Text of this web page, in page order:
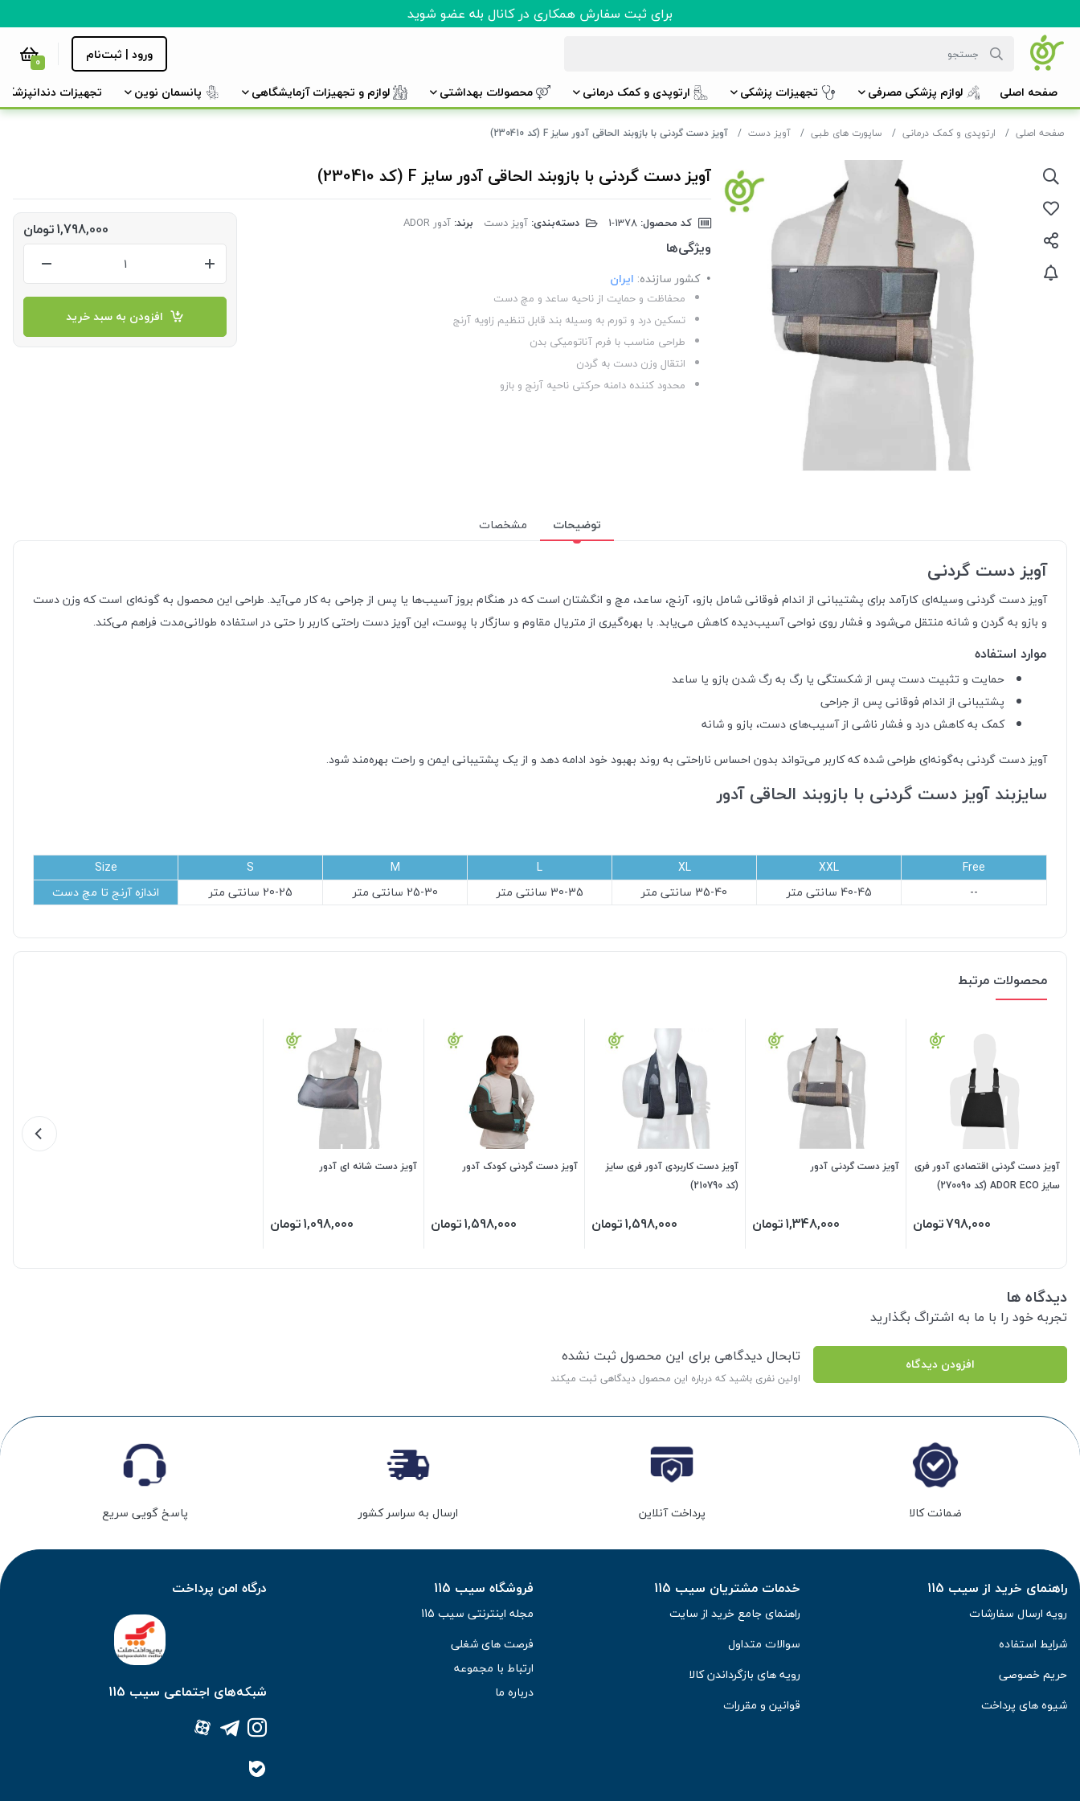
برای ثبت سفارش همکاری در کانال بله عضو شوید
ورود | ثبت‌نام 0
صفحه اصلی لوازم پزشکی مصرفی تجهیزات پزشکی ارتوپدی و کمک درمانی محصولات بهداشتی لوازم و تجهیزات آزمایشگاهی پانسمان نوین تجهیزات دندانپزشکی
صفحه اصلی ارتوپدی و کمک درمانی ساپورت های طبی آویز دست آویز دست گردنی با بازوبند الحاقی آدور سایز F (کد 230410)
آویز دست گردنی با بازوبند الحاقی آدور سایز F (کد 230410)
کد محصول: دسته‌بندی: آویز دست برند: آدور ADOR
ویژگی‌ها
کشور سازنده: ایران
محفاظت و حمایت از ناحیه ساعد و مچ دست
تسکین درد و تورم به وسیله بند قابل تنظیم زاویه آرنج
طراحی مناسب با فرم آناتومیکی بدن
انتقال وزن دست به گردن
محدود کننده دامنه حرکتی ناحیه آرنج و بازو
1,798,000تومان
افزودن به سبد خرید
توضیحات مشخصات
آویز دست گردنی
آویز دست گردنی وسیله‌ای کارآمد برای پشتیبانی از اندام فوقانی شامل بازو، آرنج، ساعد، مچ و انگشتان است که در هنگام بروز آسیب‌ها یا پس از جراحی به کار می‌آید. طراحی این محصول به گونه‌ای است که وزن دست
و بازو به گردن و شانه منتقل می‌شود و فشار روی نواحی آسیب‌دیده کاهش می‌یابد. با بهره‌گیری از متریال مقاوم و سازگار با پوست، این آویز دست راحتی کاربر را حتی در استفاده طولانی‌مدت فراهم می‌کند.
موارد استفاده
حمایت و تثبیت دست پس از شکستگی یا رگ به رگ شدن بازو یا ساعد
پشتیبانی از اندام فوقانی پس از جراحی
کمک به کاهش درد و فشار ناشی از آسیب‌های دست، بازو و شانه
آویز دست گردنی به‌گونه‌ای طراحی شده که کاربر می‌تواند بدون احساس ناراحتی به روند بهبود خود ادامه دهد و از یک پشتیبانی ایمن و راحت بهره‌مند شود.
سایزبند آویز دست گردنی با بازوبند الحاقی آدور
Free
XXL
XL
L
M
S
Size
--
40-45 سانتی متر 35-40 سانتی متر 30-35 سانتی متر 25-30 سانتی متر 20-25 سانتی متر اندازه آرنج تا مچ دست
محصولات مرتبط
آویز دست گردنی اقتصادی آدور فری
سایز ADOR ECO (کد 270090)
798,000تومان
آویز دست گردنی آدور
1,348,000تومان
آویز دست کاربردی آدور فری سایز
(کد 210790)
1,598,000تومان
آویز دست گردنی کودک آدور
1,598,000تومان
آویز دست شانه ای آدور
1,098,000تومان
دیدگاه ها
تجربه خود را با ما به اشتراگ بگذارید
افزودن دیدگاه تابحال دیدگاهی برای این محصول ثبت نشده
اولین نفری باشید که درباره این محصول دیدگاهی ثبت میکند
ضمانت کالا پرداخت آنلاین ارسال به سراسر کشور پاسخ گویی سریع
راهنمای خرید از سیب 115
رویه ارسال سفارشات
شرایط استفاده
حریم خصوصی
شیوه های پرداخت
خدمات مشتریان سیب 115
راهنمای جامع خرید از سایت
سوالات متداول
رویه های بازگرداندن کالا
قوانین و مقررات
فروشگاه سیب 115
مجله اینترنتی سیب 115
فرصت های شغلی
ارتباط با مجموعه
درباره ما
درگاه امن پرداخت
شبکه‌های اجتماعی سیب 115